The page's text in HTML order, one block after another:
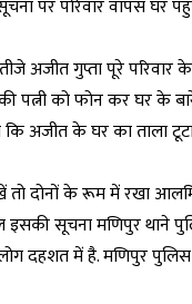
पर परिवार वापस घर
अजीत गुप्ता पूरे
पत्नी को फोन कर घर के
के घर का ताला
दोनों के रूम में रखा
इसकी सूचना मणिपुर थाने
दहशत में है. मणिपुर